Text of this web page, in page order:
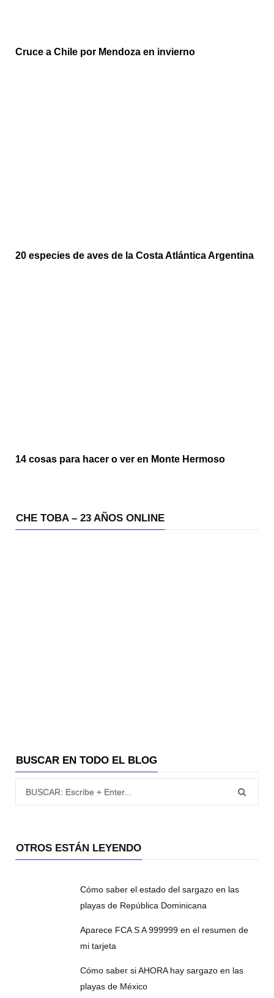
Cruce a Chile por Mendoza en invierno
20 especies de aves de la Costa Atlántica Argentina
14 cosas para hacer o ver en Monte Hermoso
CHE TOBA – 23 AÑOS ONLINE
BUSCAR EN TODO EL BLOG
OTROS ESTÁN LEYENDO
Cómo saber el estado del sargazo en las
playas de República Dominicana
Aparece FCA S A 999999 en el resumen de
mi tarjeta
Cómo saber si AHORA hay sargazo en las
playas de México